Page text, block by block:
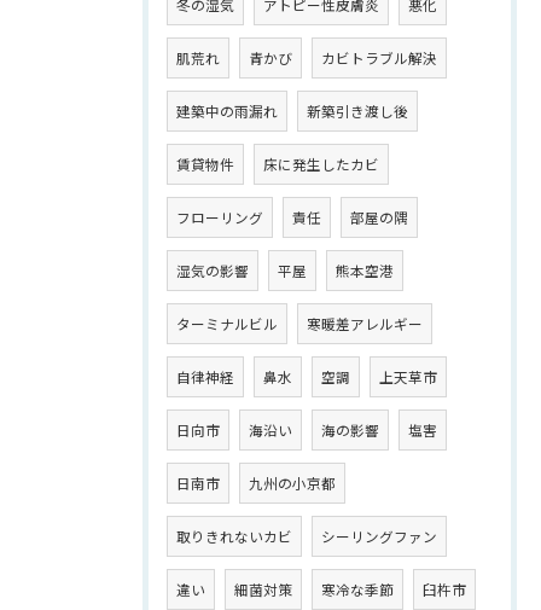
冬の湿気 アトピー性皮膚炎 悪化
肌荒れ 青かび カビトラブル解決
建築中の雨漏れ 新築引き渡し後
賃貸物件 床に発生したカビ
フローリング 責任 部屋の隅
湿気の影響 平屋 熊本空港
ターミナルビル 寒暖差アレルギー
自律神経 鼻水 空調 上天草市
日向市 海沿い 海の影響 塩害
日南市 九州の小京都
取りきれないカビ シーリングファン
違い 細菌対策 寒冷な季節 臼杵市